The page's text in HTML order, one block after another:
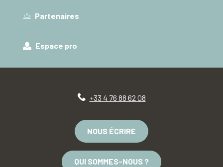
Partenaires
Espace pro
+33 4 76 88 62 08
NOUS ÉCRIRE
QUI SOMMES-NOUS ?